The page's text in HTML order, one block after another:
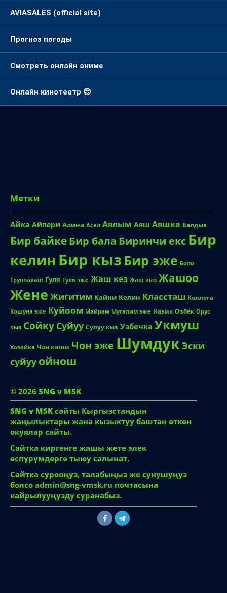
AVIASALES (official site)
Прогноз погоды
Смотреть онлайн аниме
Онлайн кинотеатр 😎
Метки
Айка Айпери Алина Асел Аялым Аяш Аяшка Балдыз
Бир байкеБир бала Биринчи екс Бир
келин Бир кыз Бир эже Боло
Группалаш Гуля Гуля эже Жаш кез Жаш кыз Жашоо
Жене Жигитим Кайни Келин Классташ Коллега
Кошуна эже Куйоом Майрам Мугалим эже Назик Озбек Орус
кыз Сойку Суйуу Сулуу кыз Узбечка Укмуш
Хозяйка Чон киши Чон эже ШумдукЭски
суйуу ойнош
© 2026 SNG v MSK
SNG v MSK сайты Кыргызстандын
жаңылыктары жана кызыктуу баштан өткөн
окуялар сайты.
Сайтка киргенге жашы жете элек
өспүрүмдөргө тыюу салынат.
Сайтка сурооңуз, талабыңыз же сунушуңуз
болсо admin@sng-vmsk.ru почтасына
кайрылууңузду суранабыз.